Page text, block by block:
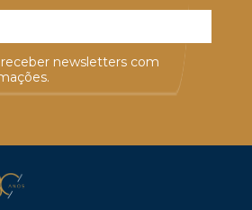
newsletters com